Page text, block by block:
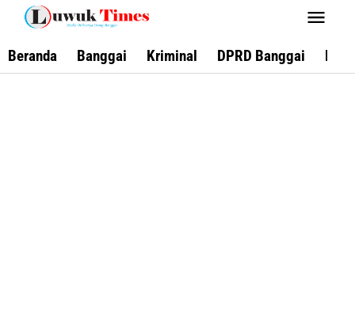
Lewati
konten
Beranda Banggai Kriminal DPRD Banggai